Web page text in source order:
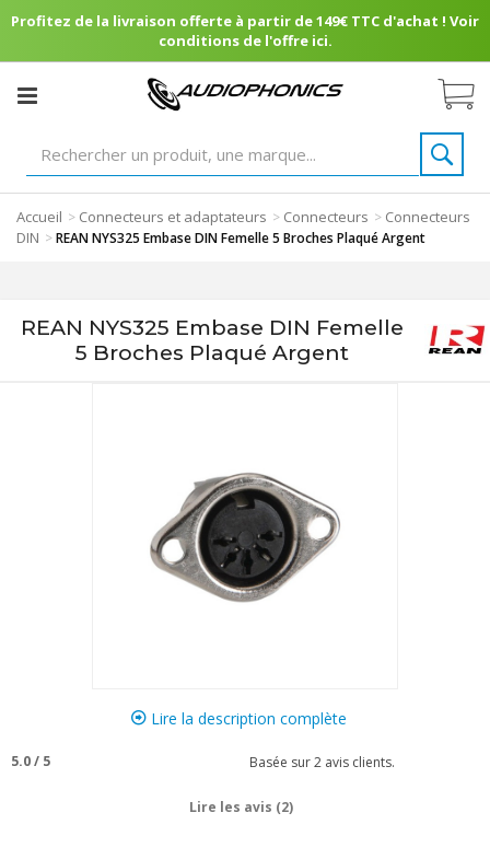
Profitez de la livraison offerte à partir de 149€ TTC d'achat ! Voir
conditions de l'offre ici.
Accueil > Connecteurs et adaptateurs > Connecteurs > Connecteurs
DIN >REAN NYS325 Embase DIN Femelle 5 Broches Plaqué Argent
REAN NYS325 Embase DIN Femelle
5 Broches Plaqué Argent
Lire la description complète
5.0/ 5 Basée sur2 avis clients.
Lire les avis (2)